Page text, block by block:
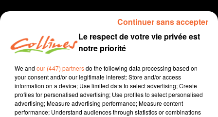
Infos
5 mars 2023 - 27 min 15 sec
SPORTS MATIN DIMANCHE DU 05 MARS
Jean Grellier - Patrice Bémanangy
Le respect de votre vie privée est
notre priorité
We and our (447) partnersdo the following data processing based on
your consent and/or our legitimate interest: Store and/or access
information on a device; Use limited data to select advertising; Create
profiles for personalised advertising; Use profiles to select personalised
advertising; Measure advertising performance; Measure content
performance; Understand audiences through statistics or combinations
Continuer sans accepter